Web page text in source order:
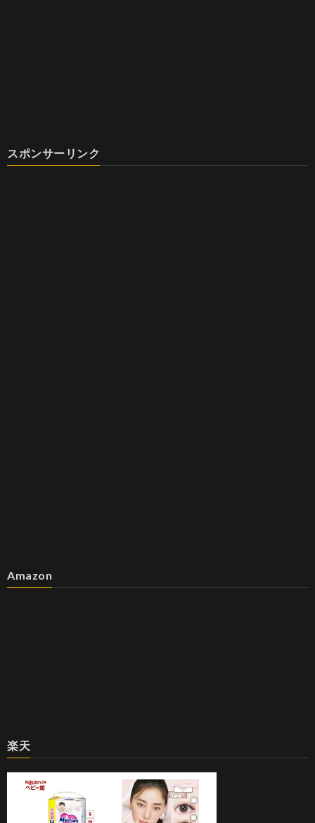
スポンサーリンク
Amazon
楽天